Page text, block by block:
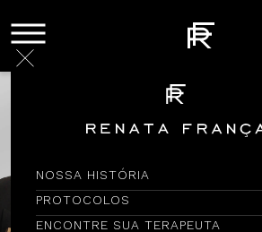
NOSSA HISTÓRIA
PROTOCOLOS
ENCONTRE SUA TERAPEUTA